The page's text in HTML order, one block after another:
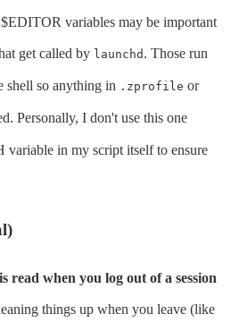
variables may be important
get called by launchd . Those run
shell so anything in .zprofile or
Personally, I don't use this one
variable in my script itself to ensure
read when you log out of a session
things up when you leave (like